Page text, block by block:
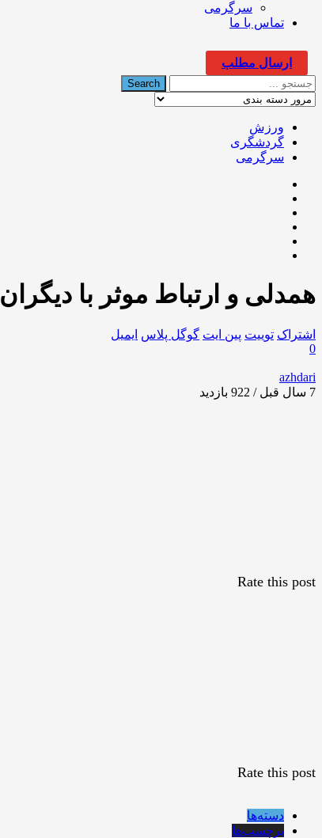
سرگرمی
تماس با ما
ارسال مطلب
ورزش
گردشگری
سرگرمی
همدلی و ارتباط موثر با دیگران
اشتراک توییت پین ایت گوگل‌ پلاس ایمیل
0
azhdari
7 سال قبل / 922
بازدید
Rate this post
Rate this post
دسته‌ها
برچسب‌ها